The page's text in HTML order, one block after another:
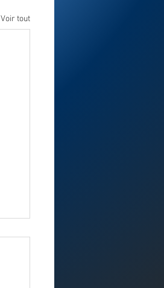
Voir tout